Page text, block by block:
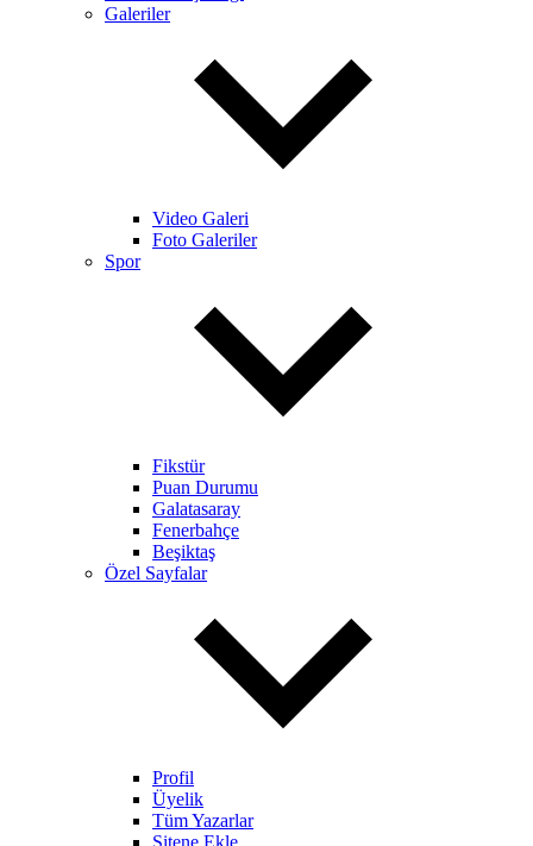
Galeriler
Video Galeri
Foto Galeriler
Spor
Fikstür
Puan Durumu
Galatasaray
Fenerbahçe
Beşiktaş
Özel Sayfalar
Profil
Üyelik
Tüm Yazarlar
Sitene Ekle